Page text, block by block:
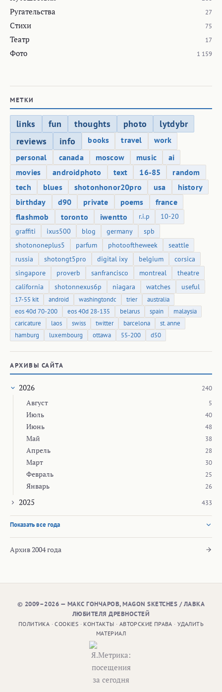
Ругательства 27
Стихи 75
Театр 17
Фото 1 159
МЕТКИ
links fun thoughts photo
lytdybr
reviews
info books travel
work
personal
canada moscow music
ai
movies
androidphoto text 16-85
random
tech
blues shotonhonor20pro usa
history
birthday
d90 private poems
france
flashmob
toronto iwentto r.i.p
10-20
graffiti
ixus500 blog germany
spb
shotononeplus5
parfum photooftheweek
seattle
russia
shotongt5pro digital ixy belgium
corsica
singapore
proverb sanfrancisco montreal
theatre
california
shotonnexus6p niagara watches useful
17-55 kit android washingtondc trier
australia
eos 40d 70-200
eos 40d 28-135 belarus spain
malaysia
caricature
laos swiss twitter barcelona
st. anne
hamburg
luxembourg ottawa 55-200 d50
АРХИВЫ САЙТА
2026 240
Август 5
Июль 40
Июнь 48
Май 38
Апрель 28
Март 30
Февраль 25
Январь 26
2025 433
Показать все года
Архив 2004 года
© 2009–2026 — МАКС ГОНЧАРОВ, MAGON SKETCHES / ЛАВКА
ЛЮБИТЕЛЯ ДРЕВНОСТЕЙ
ПОЛИТИКА ·COOKIES · КОНТАКТЫ · АВТОРСКИЕ ПРАВА ·УДАЛИТЬ
МАТЕРИАЛ